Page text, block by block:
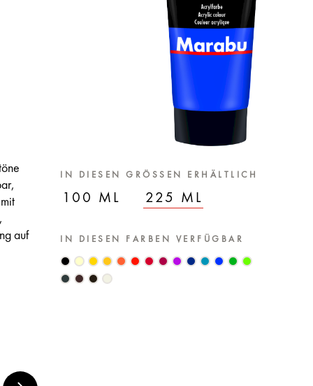
auf
IN DIESEN GRÖSSEN ERHÄLTLICH
100 ML 225 ML
IN DIESEN FARBEN VERFÜGBAR